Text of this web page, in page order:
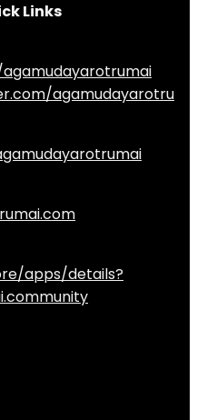
Links
agamudayarotru
apps/details?